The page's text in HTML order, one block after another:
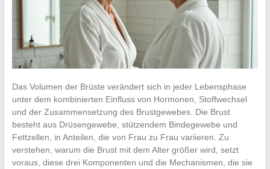
Das Volumen der Brüste verändert sich in jeder Lebensphase
unter dem kombinierten Einfluss von Hormonen, Stoffwechsel
und der Zusammensetzung des Brustgewebes. Die Brust
besteht aus Drüsengewebe, stützendem Bindegewebe und
Fettzellen, in Anteilen, die von Frau zu Frau variieren. Zu
verstehen, warum die Brust mit dem Alter größer wird, setzt
voraus, diese drei Komponenten und die Mechanismen, die sie